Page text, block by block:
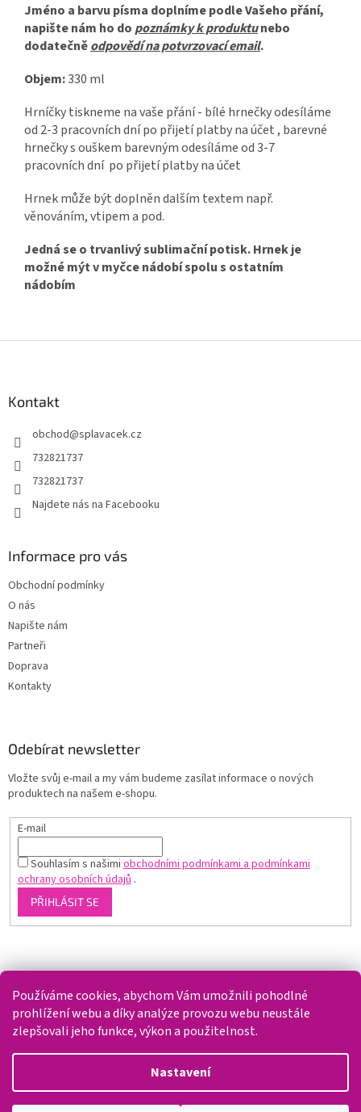
Používáme cookies, abychom Vám umožnili pohodlné
prohlížení webu a díky analýze provozu webu neustále
zlepšovali jeho funkce, výkon a použitelnost.
Nastavení
Jméno a barvu písma doplníme podle Vašeho přání,
napište nám ho do poznámky k produktunebo
dodatečněodpovědí na potvrzovací email.
Objem:330 ml
Hrníčky tiskneme na vaše přání - bílé hrnečky odesíláme
od 2-3 pracovních dní po přijetí platby na účet , barevné
hrnečky s ouškem barevným odesíláme od 3-7
pracovních dní po přijetí platby na účet
Hrnek může být doplněn dalším textem např.
věnováním, vtipem a pod.
Jedná se o trvanlivý sublimační potisk. Hrnek je
možné mýt v myčce nádobí spolu s ostatním
nádobím
Kontakt
obchod@splavacek.cz
732821737
732821737
Najdete nás na Facebooku
Informace pro vás
Obchodní podmínky
O nás
Napište nám
Partneři
Doprava
Kontakty
Odebírat newsletter
Vložte svůj e-mail a my vám budeme zasílat informace o nových
produktech na našem e-shopu.
E-mail
Souhlasím s našimiobchodními podmínkami a podmínkami
ochrany osobních údajů.
PŘIHLÁSIT SE